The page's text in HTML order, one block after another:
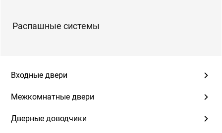
Распашные системы
Входные двери
Межкомнатные двери
Дверные доводчики